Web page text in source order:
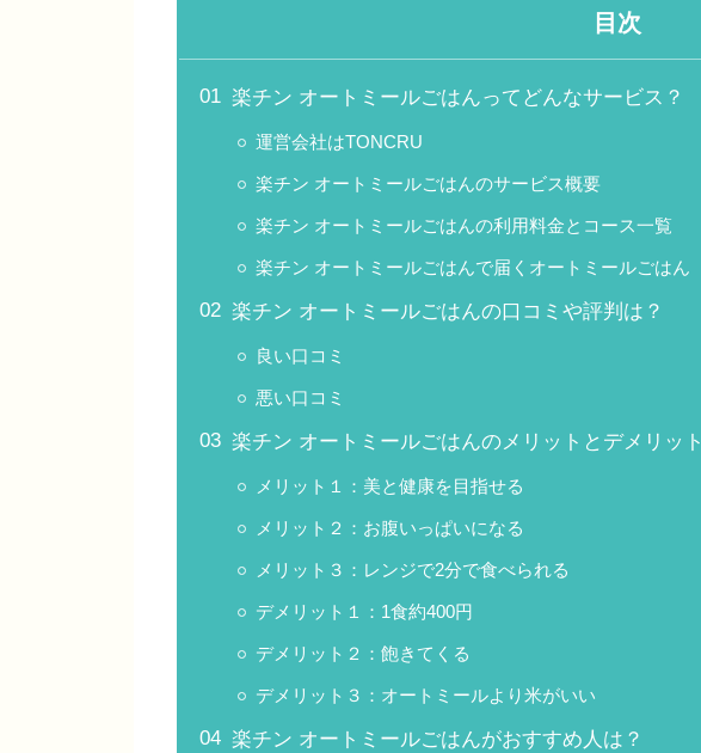
目次
楽チン オートミールごはんってどんなサービス？
運営会社はTONCRU
楽チン オートミールごはんのサービス概要
楽チン オートミールごはんの利用料金とコース一覧
楽チン オートミールごはんで届くオートミールごはん
楽チン オートミールごはんの口コミや評判は？
良い口コミ
悪い口コミ
楽チン オートミールごはんのメリットとデメリット
メリット１：美と健康を目指せる
メリット２：お腹いっぱいになる
メリット３：レンジで2分で食べられる
デメリット１：1食約400円
デメリット２：飽きてくる
デメリット３：オートミールより米がいい
楽チン オートミールごはんがおすすめ人は？